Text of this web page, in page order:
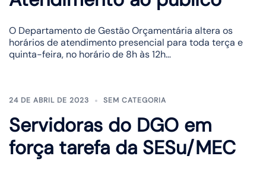
O Departamento de Gestão Orçamentária altera os
horários de atendimento presencial para toda terça e
quinta-feira, no horário de 8h às 12h…
24 DE ABRIL DE 2023 SEM CATEGORIA
Servidoras do DGO em
força tarefa da SESu/MEC